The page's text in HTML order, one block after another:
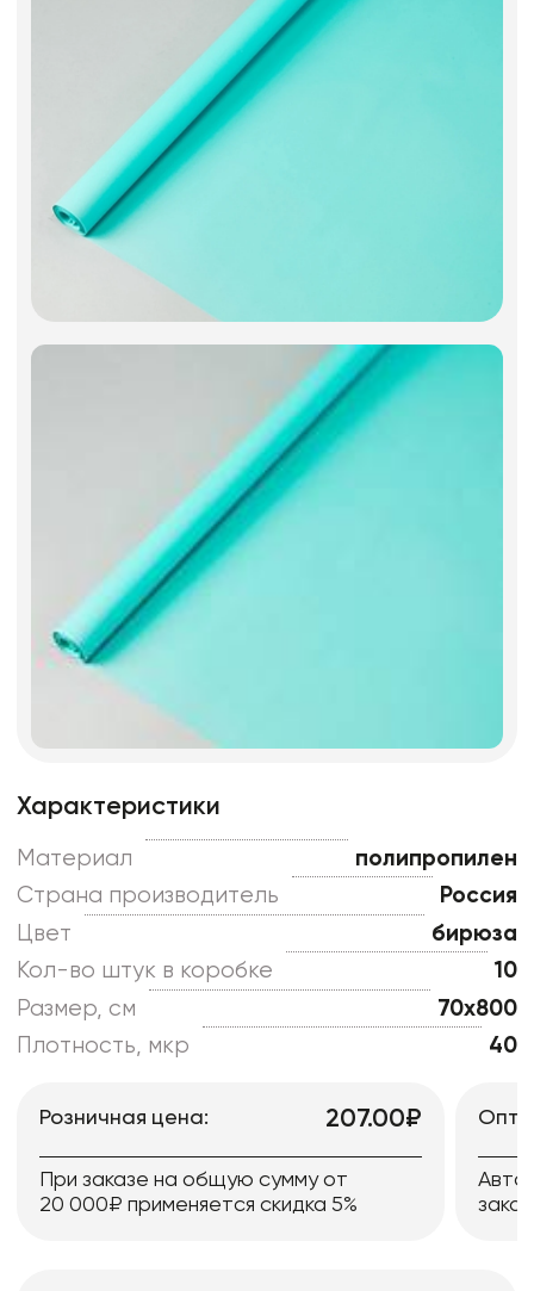
Изделия из металла
Сухоцветы
Характеристики
Материал
полипропилен
Страна производитель
Россия
Цвет
бирюза
Кол-во штук в коробке
10
Размер, см
70x800
Плотность, мкр
40
Розничная цена: 207.00₽
При заказе на общую сумму от
20 000₽ применяется скидка 5%